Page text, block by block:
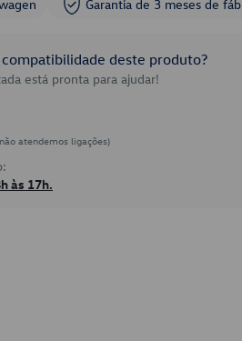
Garantia de 3 meses de
deste produto?
está pronta para ajudar!
atendemos ligações)
às 17h.